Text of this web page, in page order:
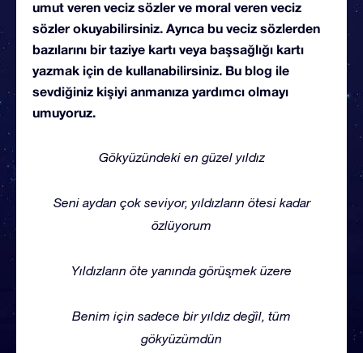
umut veren veciz sözler ve moral veren veciz
sözler okuyabilirsiniz. Ayrıca bu veciz sözlerden
bazılarını bir taziye kartı veya başsağlığı kartı
yazmak için de kullanabilirsiniz. Bu blog ile
sevdiğiniz kişiyi anmanıza yardımcı olmayı
umuyoruz.
Gökyüzündeki en güzel yıldız
Seni aydan çok seviyor, yıldızların ötesi kadar
özlüyorum
Yıldızların öte yanında görüşmek üzere
Benim için sadece bir yıldız değil, tüm
gökyüzümdün